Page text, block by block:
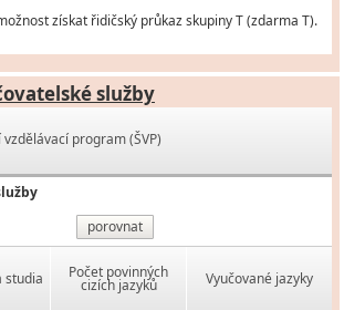
získat řidičský průkaz skupiny T (zdarma T).
služby
program (ŠVP)
porovnat
studia Počet povinných
cizích jazyků Vyučované jazyky